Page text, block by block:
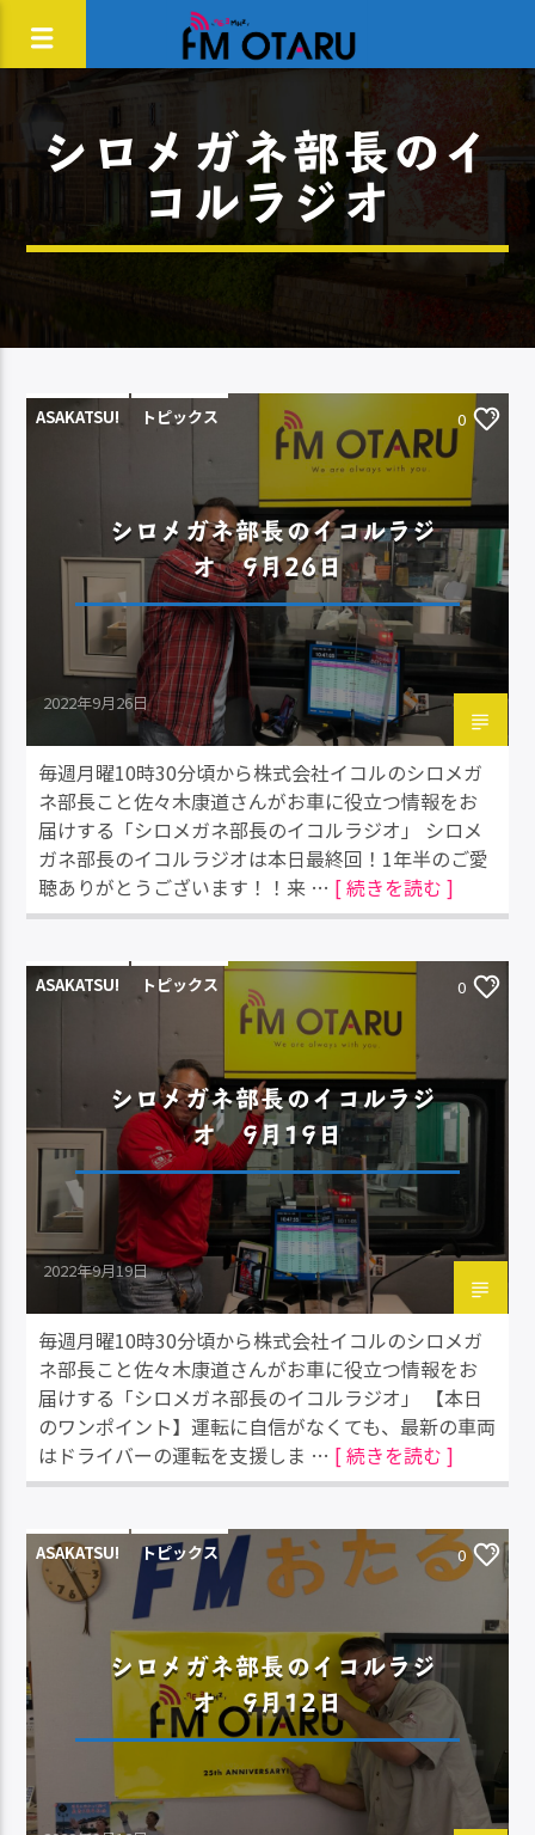
シロメガネ部長のイ
コルラジオ
ASAKATSU! トピックス 0
シロメガネ部長のイコルラジ
オ 9月26日
2022年9月26日
毎週月曜10時30分頃から株式会社イコルのシロメガ
ネ部長こと佐々木康道さんがお車に役立つ情報をお
届けする「シロメガネ部長のイコルラジオ」 シロメ
ガネ部長のイコルラジオは本日最終回！1年半のご愛
聴ありがとうございます！！来 … [ 続きを読む ]
ASAKATSU! トピックス 0
シロメガネ部長のイコルラジ
オ 9月19日
2022年9月19日
毎週月曜10時30分頃から株式会社イコルのシロメガ
ネ部長こと佐々木康道さんがお車に役立つ情報をお
届けする「シロメガネ部長のイコルラジオ」 【本日
のワンポイント】運転に自信がなくても、最新の車両
はドライバーの運転を支援しま … [ 続きを読む ]
ASAKATSU! トピックス 0
シロメガネ部長のイコルラジ
オ 9月12日